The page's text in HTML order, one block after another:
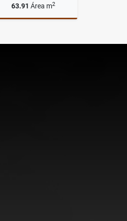
63.91 Área m2
$4.000.000